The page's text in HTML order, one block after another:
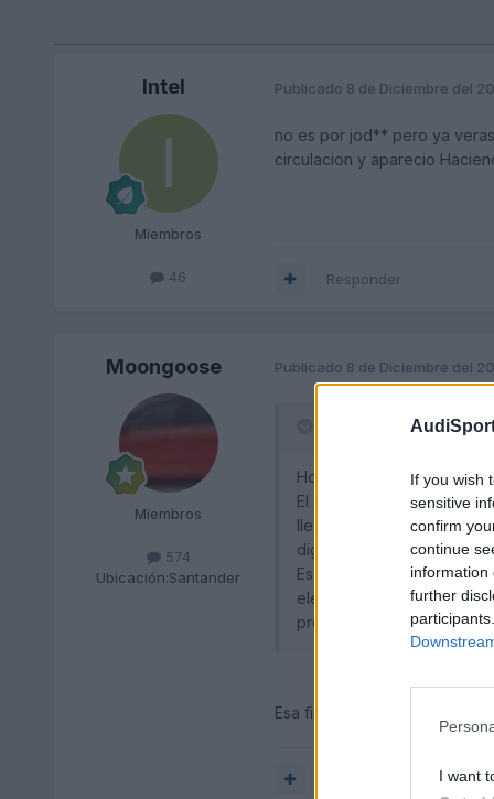
If you wish
sensitive
confirm
continue
information
further
I want
Intel
Miembros
46
Publicado 8 de Diciembre del
no es por jod** pero ya
circulacion y aparecio
Responder
Moongoose
Miembros
574
Ubicación:Santander
Publicado 8 de Diciembre del
RICOA3 dijo:
Hola a todos, os quiero
El 21 de septiembre de
llega. Por ahora los
digáis lo que le falta.
Es un a3 sportback
eléctricamente y lantas
preguntar por donde va.
Esa firma, que pone Abatibles